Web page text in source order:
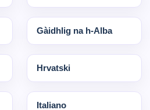
Gàidhlig na h-Alba
Hrvatski
Italiano